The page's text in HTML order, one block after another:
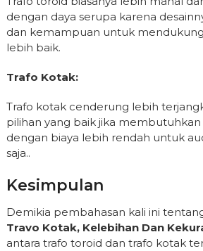
dengan daya serupa karena
dan kemampuan untuk mendukung
lebih baik.
Trafo Kotak:
Trafo kotak cenderung lebih
pilihan yang baik jika
dengan biaya lebih rendah untuk
saja..
Kesimpulan
Demikia pembahasan kali ini
Travo Kotak, Kelebihan Dan
antara trafo toroid dan trafo kotak